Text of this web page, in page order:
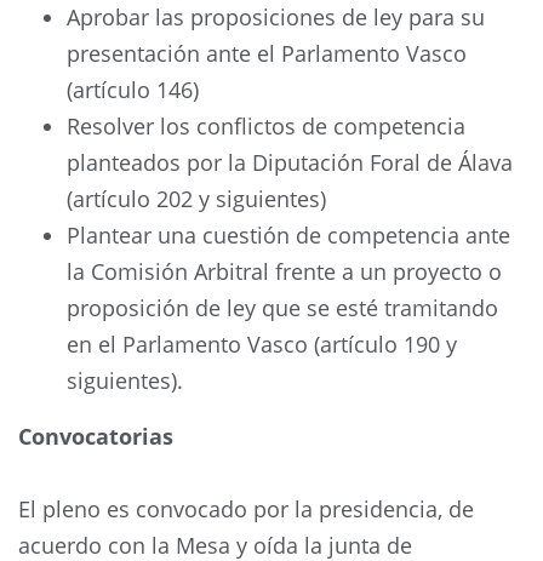
Aprobar las proposiciones de ley para su
presentación ante el Parlamento Vasco
(artículo 146)
Resolver los conflictos de competencia
planteados por la Diputación Foral de Álava
(artículo 202 y siguientes)
Plantear una cuestión de competencia ante
la Comisión Arbitral frente a un proyecto o
proposición de ley que se esté tramitando
en el Parlamento Vasco (artículo 190 y
siguientes).
Convocatorias
El pleno es convocado por la presidencia, de
acuerdo con la Mesa y oída la junta de